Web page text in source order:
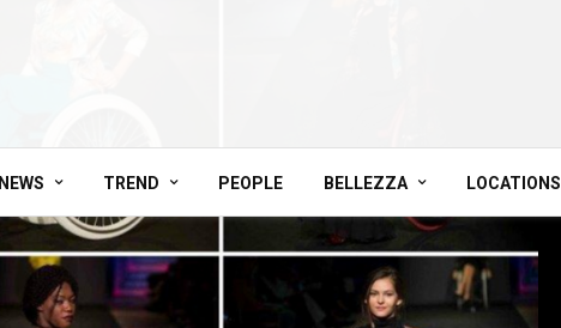
NEWS TREND PEOPLE BELLEZZA LOCATIONS